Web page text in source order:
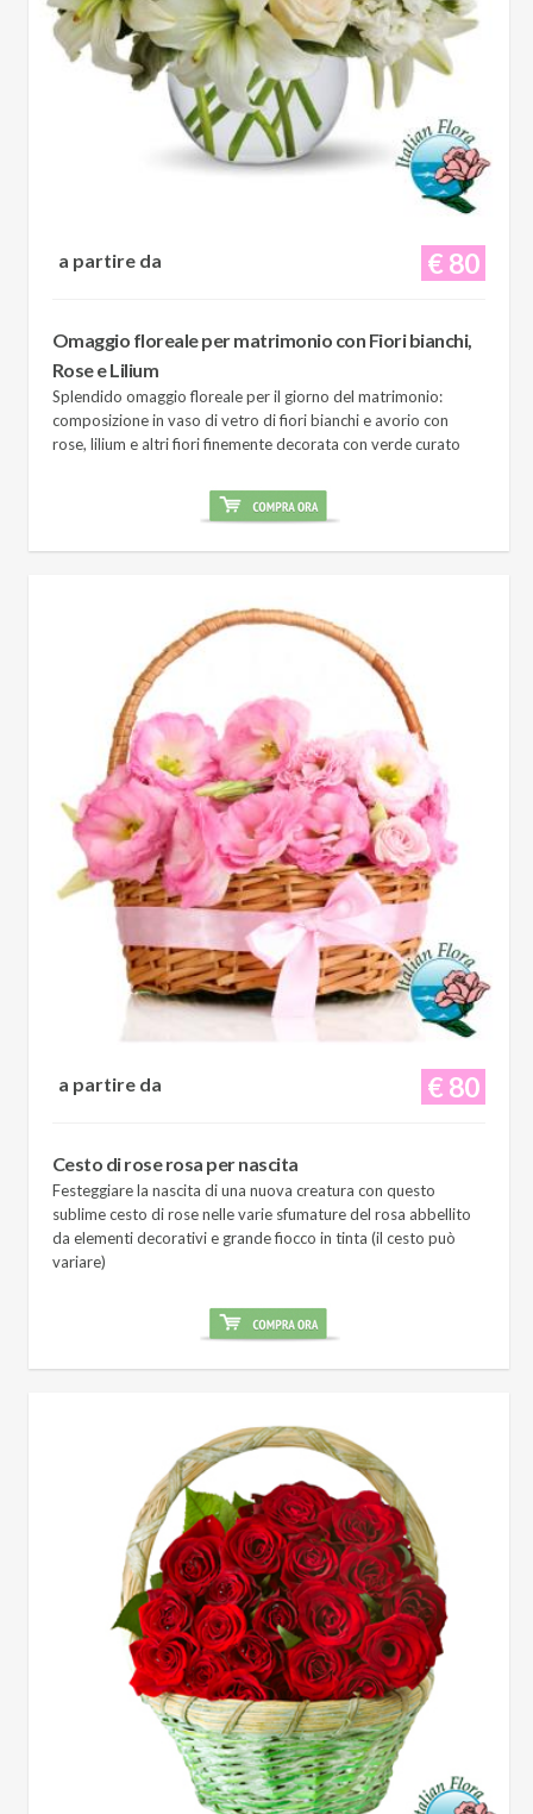
€ 80
a partire da
Omaggio floreale per matrimonio con Fiori bianchi,
Rose e Lilium
Splendido omaggio floreale per il giorno del matrimonio:
composizione in vaso di vetro di fiori bianchi e avorio con
rose, lilium e altri fiori finemente decorata con verde curato
€ 80
a partire da
Cesto di rose rosa per nascita
Festeggiare la nascita di una nuova creatura con questo
sublime cesto di rose nelle varie sfumature del rosa abbellito
da elementi decorativi e grande fiocco in tinta (il cesto può
variare)